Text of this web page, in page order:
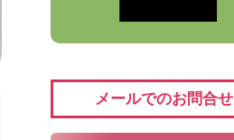
メールでのお問合せ